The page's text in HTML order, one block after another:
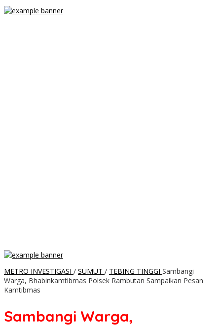
METRO INVESTIGASI / SUMUT / TEBING TINGGI Sambangi
Warga, Bhabinkamtibmas Polsek Rambutan Sampaikan Pesan
Kamtibmas
Sambangi Warga,